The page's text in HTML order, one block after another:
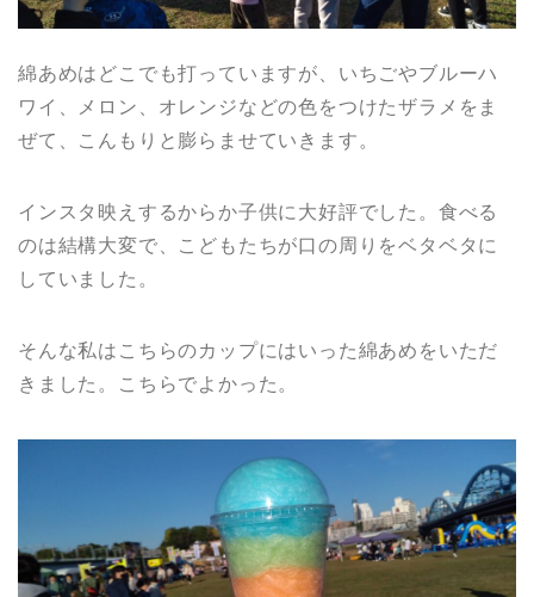
綿あめはどこでも打っていますが、いちごやブルーハ
ワイ、メロン、オレンジなどの色をつけたザラメをま
ぜて、こんもりと膨らませていきます。
インスタ映えするからか子供に大好評でした。食べる
のは結構大変で、こどもたちが口の周りをベタベタに
していました。
そんな私はこちらのカップにはいった綿あめをいただ
きました。こちらでよかった。